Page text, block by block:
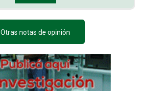
Otras notas de opinión